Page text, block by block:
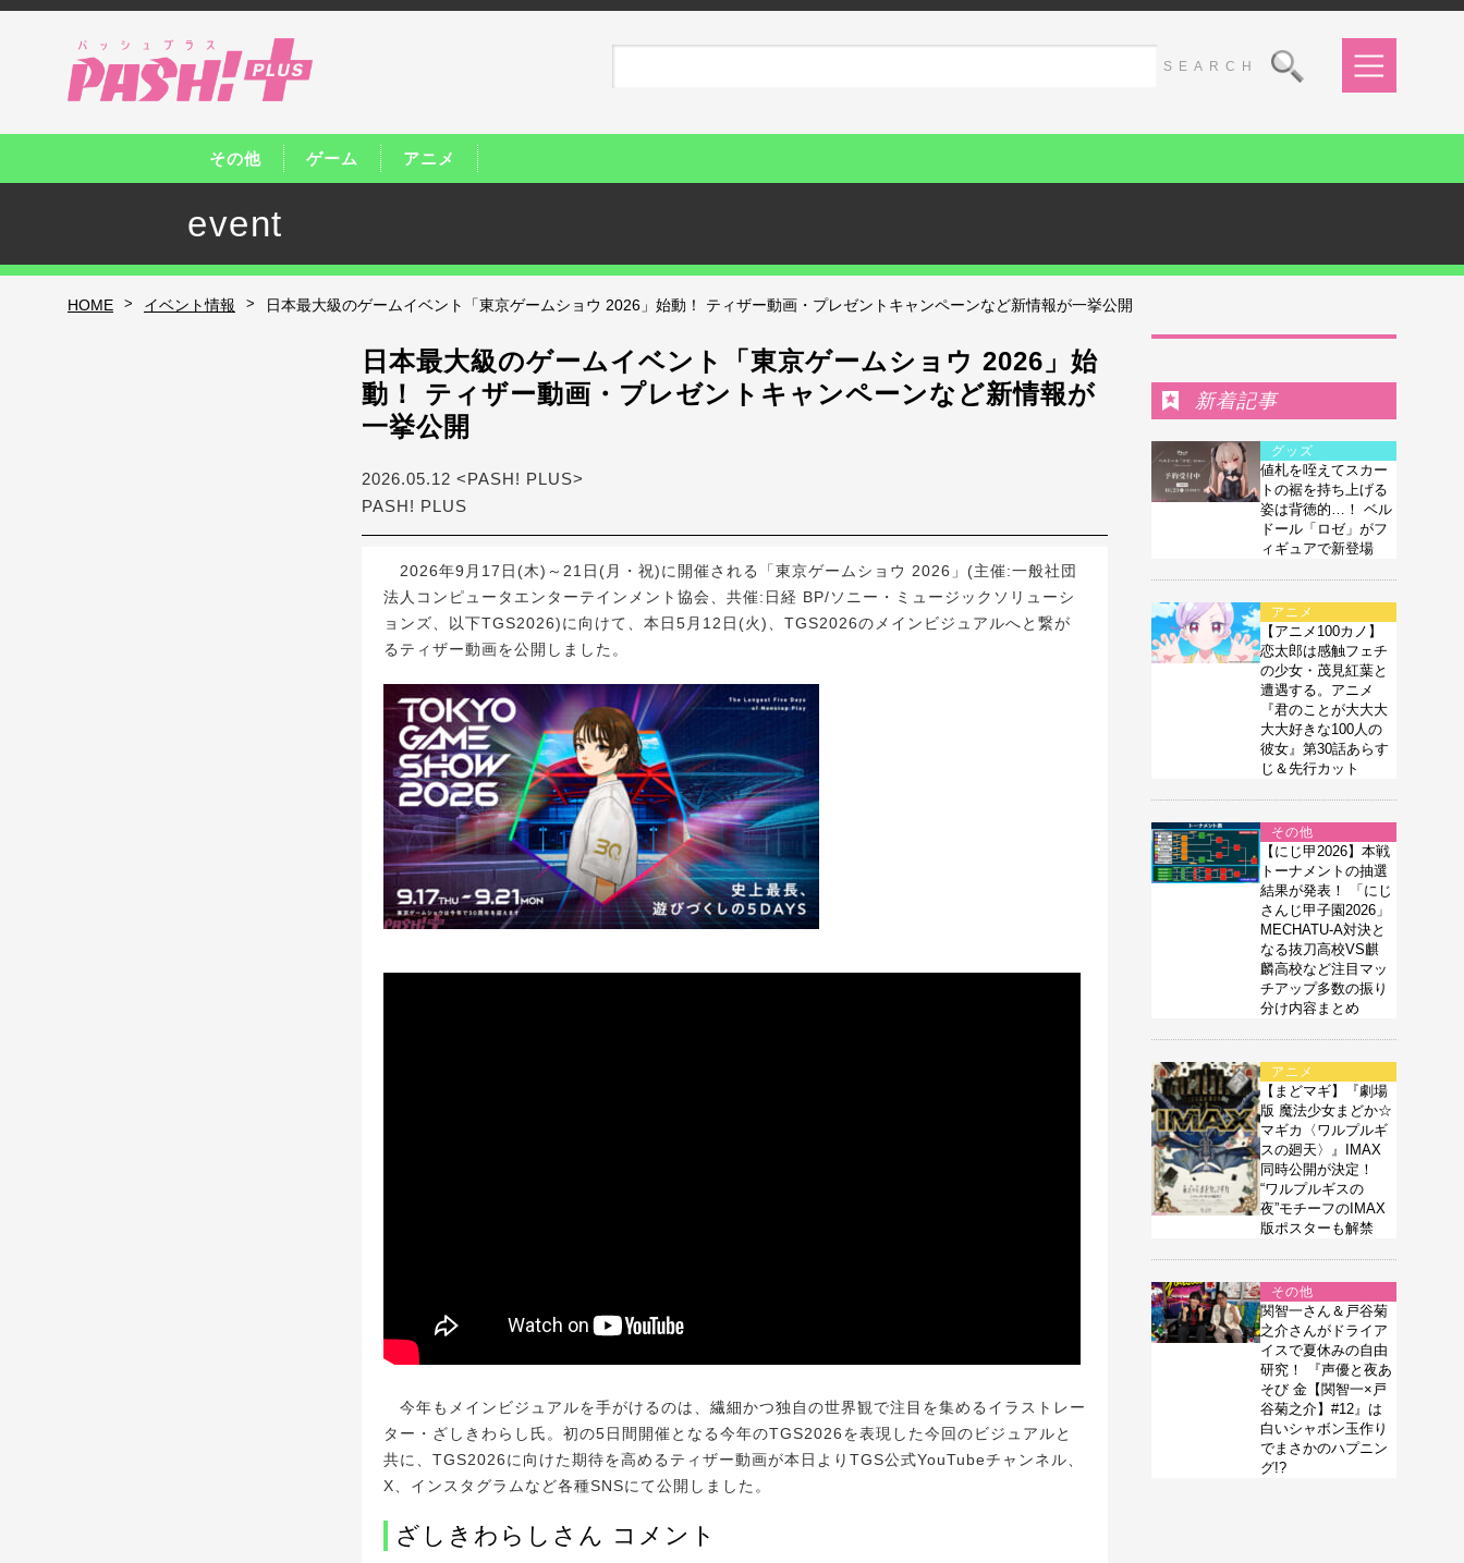
その他 ゲーム アニメ
event
HOME > イベント情報 > 日本最大級のゲームイベント「東京ゲームショウ 2026」始動！ ティザー動画・プレゼントキャンペーンなど新情報が一挙公開
日本最大級のゲームイベント「東京ゲームショウ 2026」始
動！ ティザー動画・プレゼントキャンペーンなど新情報が
一挙公開
2026.05.12 <PASH! PLUS>
PASH! PLUS
2026年9月17日(木)～21日(月・祝)に開催される「東京ゲームショウ 2026」(主催:一般社団
法人コンピュータエンターテインメント協会、共催:日経 BP/ソニー・ミュージックソリューシ
ョンズ、以下TGS2026)に向けて、本日5月12日(火)、TGS2026のメインビジュアルへと繋が
るティザー動画を公開しました。
今年もメインビジュアルを手がけるのは、繊細かつ独自の世界観で注目を集めるイラストレー
ター・ざしきわらし氏。初の5日間開催となる今年のTGS2026を表現した今回のビジュアルと
共に、TGS2026に向けた期待を高めるティザー動画が本日よりTGS公式YouTubeチャンネル、
X、インスタグラムなど各種SNSにて公開しました。
ざしきわらしさん コメント
新着記事
グッズ
値札を咥えてスカー
トの裾を持ち上げる
姿は背徳的…！ ベル
ドール「ロゼ」がフ
ィギュアで新登場
アニメ
【アニメ100カノ】
恋太郎は感触フェチ
の少女・茂見紅葉と
遭遇する。アニメ
『君のことが大大大
大大好きな100人の
彼女』第30話あらす
じ＆先行カット
その他
【にじ甲2026】本戦
トーナメントの抽選
結果が発表！ 「にじ
さんじ甲子園2026」
MECHATU-A対決と
なる抜刀高校VS麒
麟高校など注目マッ
チアップ多数の振り
分け内容まとめ
アニメ
【まどマギ】『劇場
版 魔法少女まどか☆
マギカ〈ワルプルギ
スの廻天〉』IMAX
同時公開が決定！
“ワルプルギスの
夜”モチーフのIMAX
版ポスターも解禁
その他
関智一さん＆戸谷菊
之介さんがドライア
イスで夏休みの自由
研究！ 『声優と夜あ
そび 金【関智一×戸
谷菊之介】#12』は
白いシャボン玉作り
でまさかのハプニン
グ!?